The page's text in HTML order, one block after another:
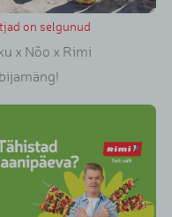
on selgunud
x Nõo x Rimi